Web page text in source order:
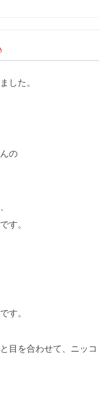
した。
の
す。
を合わせて、ニッコ